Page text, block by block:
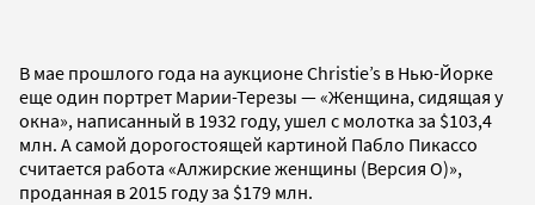
В мае прошлого года на аукционе Christie’s в Нью-Йорке
еще один портрет Марии-Терезы — «Женщина, сидящая у
окна», написанный в 1932 году, ушел с молотка за $103,4
млн. А самой дорогостоящей картиной Пабло Пикассо
считается работа «Алжирские женщины (Версия О)»,
проданная в 2015 году за $179 млн.